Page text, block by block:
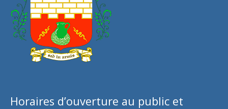
Horaires d’ouverture au public et